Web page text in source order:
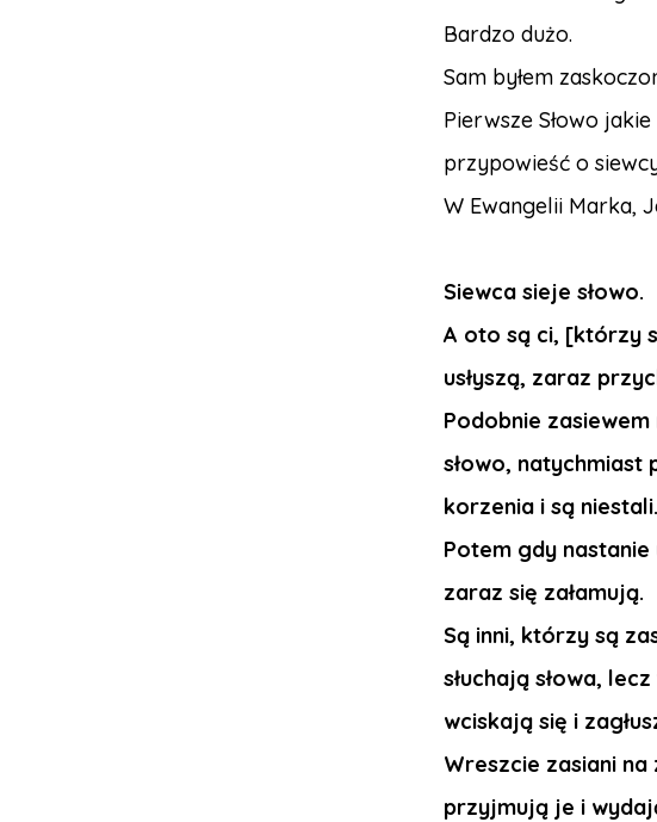
Bardzo dużo.
Sam byłem
Pierwsze Słowo
przypowieść o
W Ewangelii Marka,
Siewca sieje słowo.
A oto są ci, [którzy
usłyszą, zaraz
Podobnie
słowo,
korzenia i są niestali.
Potem gdy
zaraz się załamują.
Są inni, którzy są
słuchają słowa,
wciskają się i
Wreszcie zasiani na
przyjmują je i